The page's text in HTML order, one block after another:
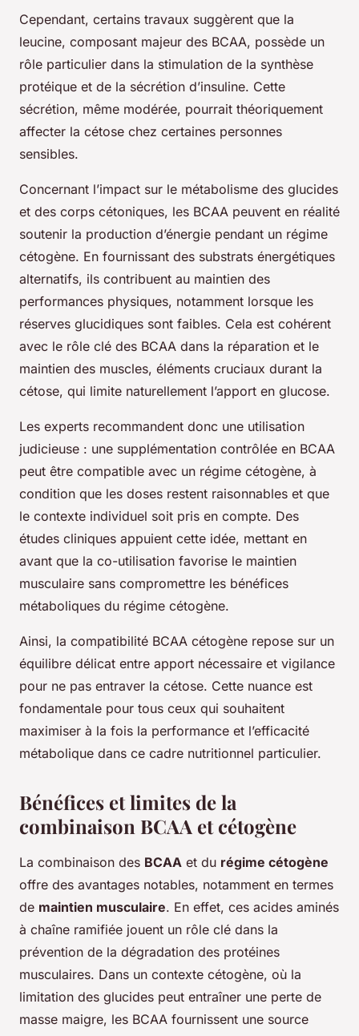
Cependant, certains travaux suggèrent que la
leucine, composant majeur des BCAA, possède un
rôle particulier dans la stimulation de la synthèse
protéique et de la sécrétion d’insuline. Cette
sécrétion, même modérée, pourrait théoriquement
affecter la cétose chez certaines personnes
sensibles.
Concernant l’impact sur le métabolisme des glucides
et des corps cétoniques, les BCAA peuvent en réalité
soutenir la production d’énergie pendant un régime
cétogène. En fournissant des substrats énergétiques
alternatifs, ils contribuent au maintien des
performances physiques, notamment lorsque les
réserves glucidiques sont faibles. Cela est cohérent
avec le rôle clé des BCAA dans la réparation et le
maintien des muscles, éléments cruciaux durant la
cétose, qui limite naturellement l’apport en glucose.
Les experts recommandent donc une utilisation
judicieuse : une supplémentation contrôlée en BCAA
peut être compatible avec un régime cétogène, à
condition que les doses restent raisonnables et que
le contexte individuel soit pris en compte. Des
études cliniques appuient cette idée, mettant en
avant que la co-utilisation favorise le maintien
musculaire sans compromettre les bénéfices
métaboliques du régime cétogène.
Ainsi, la compatibilité BCAA cétogène repose sur un
équilibre délicat entre apport nécessaire et vigilance
pour ne pas entraver la cétose. Cette nuance est
fondamentale pour tous ceux qui souhaitent
maximiser à la fois la performance et l’efficacité
métabolique dans ce cadre nutritionnel particulier.
Bénéfices et limites de la
combinaison BCAA et cétogène
La combinaison des BCAA et du régime cétogène
offre des avantages notables, notamment en termes
de maintien musculaire. En effet, ces acides aminés
à chaîne ramifiée jouent un rôle clé dans la
prévention de la dégradation des protéines
musculaires. Dans un contexte cétogène, où la
limitation des glucides peut entraîner une perte de
masse maigre, les BCAA fournissent une source